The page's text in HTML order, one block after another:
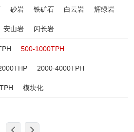
砂岩 铁矿石 白云岩 辉绿岩
安山岩 闪长岩
500-1000TPH
2000-4000TPH
模块化